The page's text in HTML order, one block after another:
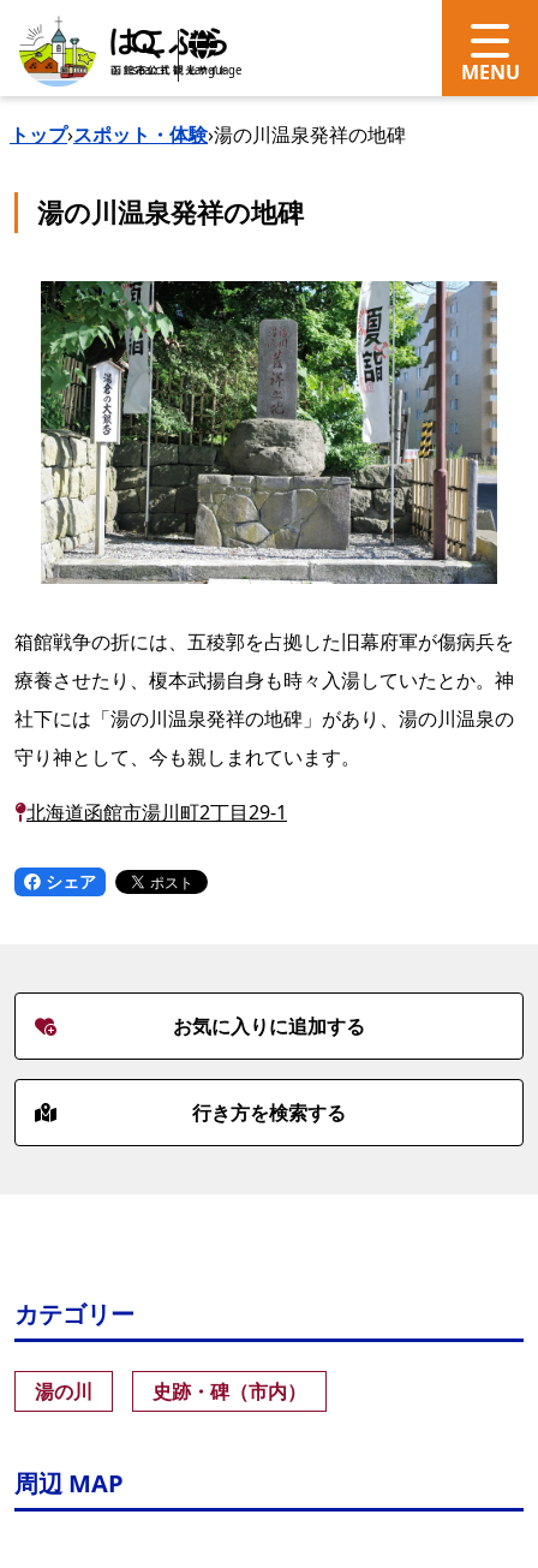
search Language
トップ›スポット・体験›湯の川温泉発祥の地碑
湯の川温泉発祥の地碑
箱館戦争の折には、五稜郭を占拠した旧幕府軍が傷病兵を
療養させたり、榎本武揚自身も時々入湯していたとか。神
社下には「湯の川温泉発祥の地碑」があり、湯の川温泉の
守り神として、今も親しまれています。
北海道函館市湯川町2丁目29-1
シェア
お気に入りに追加する
行き方を検索する
カテゴリー
湯の川 史跡・碑（市内）
周辺 MAP